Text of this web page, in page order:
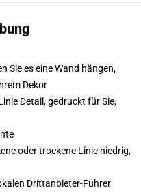
Sie es eine Wand hängen,
Dekor
Detail, gedruckt für Sie,
oder trockene Linie niedrig,
Drittanbieter-Führer